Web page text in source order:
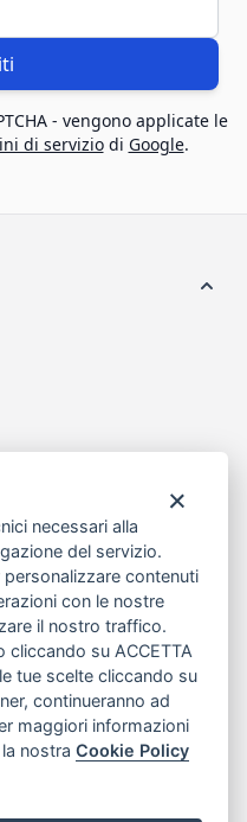
- vengono applicate le
di serviziodi Google.
necessari alla
del servizio.
contenuti
con le nostre
il nostro traffico.
cliccando su ACCETTA
tue scelte cliccando su
continueranno ad
maggiori informazioni
la nostraCookie Policy